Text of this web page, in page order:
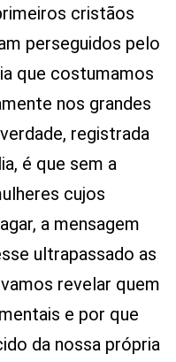
Lições
Coragem
Da
cristãos
perseguidos pelo
que costumamos
nos grandes
registrada
é que sem a
cujos
a mensagem
ultrapassado as
revelar quem
e por que
da nossa própria